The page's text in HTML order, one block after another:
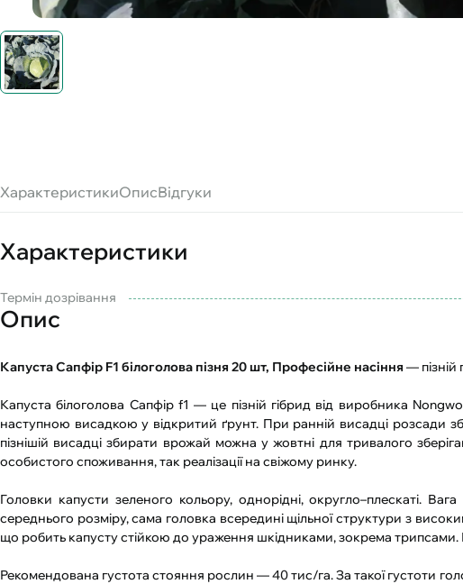
ХарактеристикиОписВідгуки
Характеристики
Термін дозрівання
Опис
Капуста Сапфір F1 білоголова пізня 20 шт, Професійне насіння — пізній
Капуста білоголова Сапфір f1 — це пізній гібрид від виробника
наступною висадкою у відкритий ґрунт. При ранній висадці
пізнішій висадці збирати врожай можна у жовтні для тривалого
особистого споживання, так реалізації на свіжому ринку.
Головки капусти зеленого кольору, однорідні, округло–плескаті.
середнього розміру, сама головка всередині щільної структури з
що робить капусту стійкою до ураження шкідниками, зокрема трипсами.
Рекомендована густота стояння рослин — 40 тис/га. За такої густоти